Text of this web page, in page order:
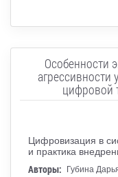
Особенности
цифровой
Цифровизация в
и практика
Авторы: Губина